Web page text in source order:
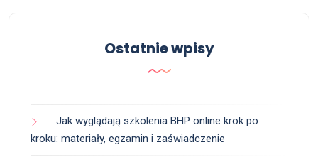
Ostatnie wpisy
Jak wyglądają szkolenia BHP online krok po
kroku: materiały, egzamin i zaświadczenie